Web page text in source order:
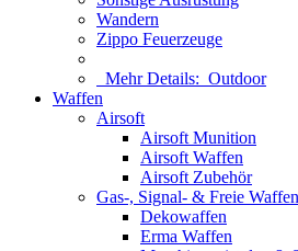
Wandern
Zippo Feuerzeuge
Mehr Details: Outdoor
Waffen
Airsoft
Airsoft Munition
Airsoft Waffen
Airsoft Zubehör
Gas-, Signal- & Freie Waffen
Dekowaffen
Erma Waffen